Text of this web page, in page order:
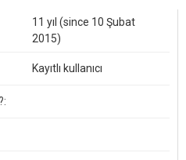
11 yıl (since 10 Şubat
2015)
Kayıtlı kullanıcı